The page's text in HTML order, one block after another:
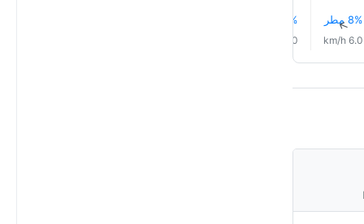
8% مطر↑
6.0 km/h
9% مطر
5.0 km/h